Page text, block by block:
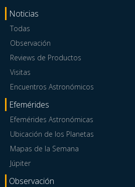
Noticias
Todas
Observación
Reviews de Productos
Visitas
Encuentros Astronómicos
Efemérides
Efemérides Astronómicas
Ubicación de los Planetas
Mapas de la Semana
Júpiter
Observación